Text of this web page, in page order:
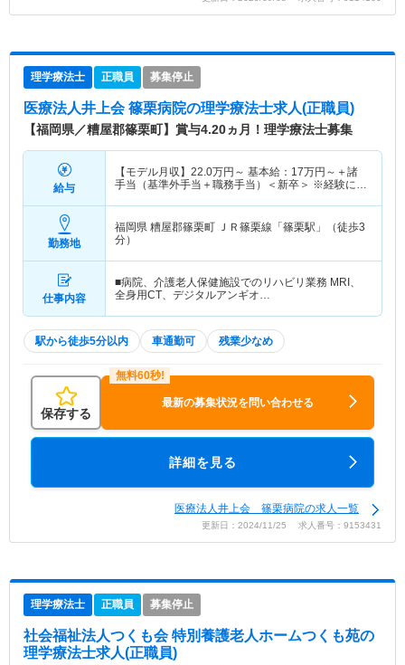
理学療法士 正職員 募集停止
医療法人井上会 篠栗病院の理学療法士求人(正職員)
【福岡県／糟屋郡篠栗町】賞与4.20ヵ月！理学療法士募集
給与
【モデル月収】 22.0万円～ 基本給： 17万円～ ＋諸
手当（基準外手当＋職務手当）＜新卒＞ ※経験に応
勤務地
福岡県 糟屋郡篠栗町 ＪＲ篠栗線「篠栗駅」（徒歩3
分）
仕事内容
■病院、介護老人保健施設でのリハビリ業務 MRI、
全身用CT、デジタルアンギオ…
駅から徒歩5分以内 車通勤可 残業少なめ
保存する
最新の募集状況を問い合わせる
詳細を見る
医療法人井上会 篠栗病院の求人一覧
更新日：2024/11/25 求人番号：9153431
理学療法士 正職員 募集停止
社会福祉法人つくも会 特別養護老人ホームつくも苑の
理学療法士求人(正職員)